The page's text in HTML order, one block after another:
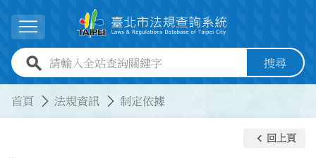
展開選單
全站查詢關鍵字欄位 搜尋
首頁 法規資訊 制定依據
keyboard_arrow_left 回上頁